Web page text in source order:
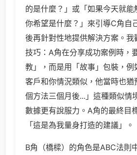
的是什麼？」或「如果今天就能
你希望是什麼？」來引導C角自
後再針對性地提供解決方案。我
技巧：A角在分享成功案例時，
教」，而是用「故事」包裝，例
客戶和你情況類似，他當時也猶
個方法三個月後...」這種類似情
數據更有說服力。A角的最終目
「這是為我量身打造的建議」。
B角（橋樑）的角色是ABC法則